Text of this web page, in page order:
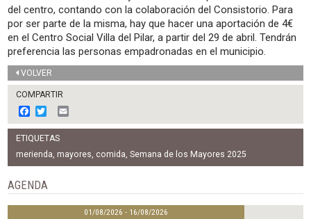
del centro, contando con la colaboración del Consistorio. Para
por ser parte de la misma, hay que hacer una aportación de 4€
en el Centro Social Villa del Pilar, a partir del 29 de abril. Tendrán
preferencia las personas empadronadas en el municipio.
VOLVER
COMPARTIR
F
a
c
e
b
o
o
k
w
i
t
t
e
m
a
l
ETIQUETAS
merienda, mayores, comida,Semana de los Mayores 2025
AGENDA
01/08/2026 - 16/08/2026